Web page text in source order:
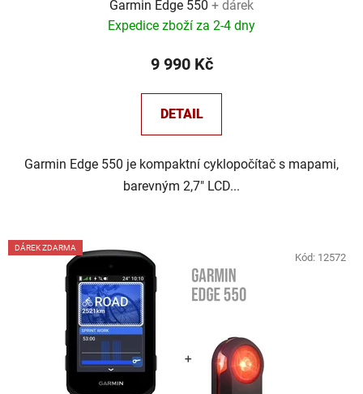
Garmin Edge 550 + dárek
Expedice zboží za 2-4 dny
9 990 Kč
DETAIL
Garmin Edge 550 je kompaktní cyklopočítač s mapami,
barevným 2,7" LCD...
DÁREK ZDARMA
Kód: 12572